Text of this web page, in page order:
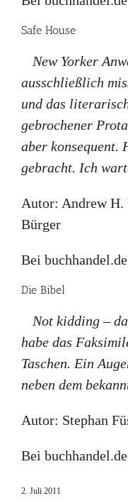
Safe House
New Yorker
ausschließlich
und das
gebrochener
aber konsequent.
gebracht. Ich
Autor: Andrew H.
Bürger
Bei
Die Bibel
Not kidding –
habe das
Taschen. Ein
neben dem
Autor: Stephan
Bei
2. Juli 2011